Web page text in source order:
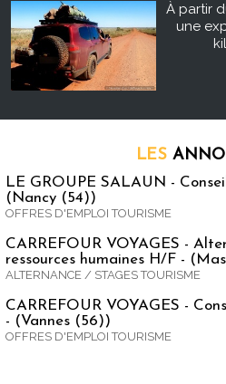
À partir
une
LES
LE GROUPE SALAUN -
(Nancy (54))
OFFRES D'EMPLOI TOURISME
CARREFOUR VOYAGES -
ressources humaines H/F -
ALTERNANCE / STAGES TOURISME
CARREFOUR VOYAGES -
- (Vannes (56))
OFFRES D'EMPLOI TOURISME